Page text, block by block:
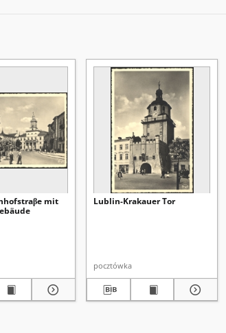
mit
Lublin-Krakauer Tor
pocztówka